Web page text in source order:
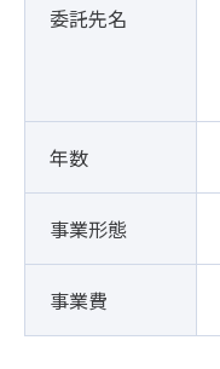
委託先名
年数
事業形態
事業費